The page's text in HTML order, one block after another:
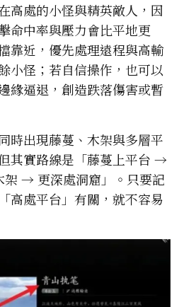
高處的小怪與精英敵人，因
命中率與壓力會比平地更
靠近，優先處理遠程與高輸
小怪；若自信操作，也可以
緣逼退，創造跌落傷害或暫
時出現藤蔓、木架與多層平
其實路線是「藤蔓上平台 →
→ 更深處洞窟」。只要記
高處平台」有關，就不容易